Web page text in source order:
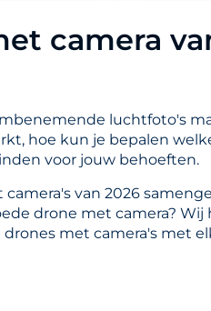
camera
luchtfoto's
hoe kun je bepalen
voor jouw behoeften.
van 2026
drone met camera?
met camera's met